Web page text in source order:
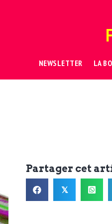
NEWSLETTER LA
Partager cet
𝕏